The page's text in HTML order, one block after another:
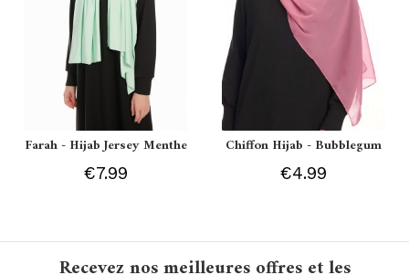
Farah - Hijab Jersey Menthe
€7.99
Chiffon Hijab - Bubblegum
€4.99